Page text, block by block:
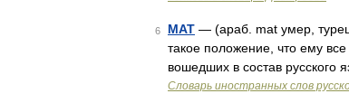
6 МАТ — (араб. mat умер,
такое положение, что ему
вошедших в состав
Словарь иностранных слов